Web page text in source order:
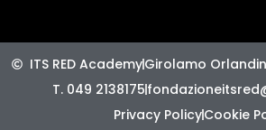
ITS RED AcademyGirolamo
T. 049 2138175
Privacy PolicyCookie